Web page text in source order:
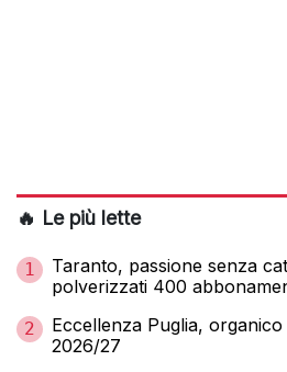
🔥 Le più lette
1
Taranto, passione senza
polverizzati 400
2
Eccellenza Puglia,
2026/27